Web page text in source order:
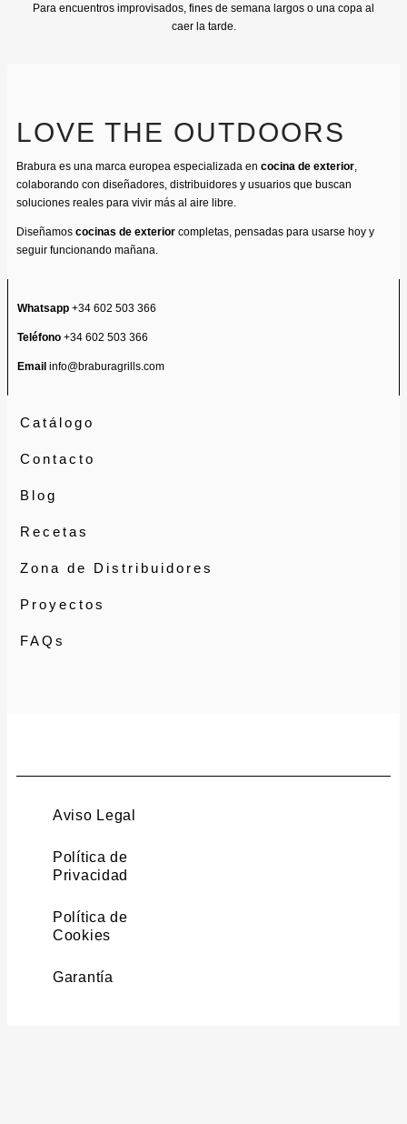
Para encuentros improvisados, fines de semana largos o una copa al
caer la tarde.
LOVE THE OUTDOORS
Brabura es una marca europea especializada en cocina de exterior,
colaborando con diseñadores, distribuidores y usuarios que buscan
soluciones reales para vivir más al aire libre.
Diseñamos cocinas de exterior completas, pensadas para usarse hoy y
seguir funcionando mañana.
Whatsapp +34 602 503 366
Teléfono +34 602 503 366
Email info@braburagrills.com
Catálogo
Contacto
Blog
Recetas
Zona de Distribuidores
Proyectos
FAQs
Aviso Legal
Política de
Privacidad
Política de
Cookies
Garantía